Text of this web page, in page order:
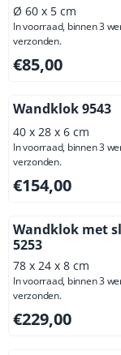
Ø 60 x 5 cm
In voorraad, binnen 3
verzonden.
Prijs: 85,00,
€85,00
Wandklok 9543
40 x 28 x 6 cm
In voorraad, binnen 3
verzonden.
Prijs: 154,00,
€154,00
Wandklok met
5253
78 x 24 x 8 cm
In voorraad, binnen 3
verzonden.
Prijs: 229,00,
€229,00